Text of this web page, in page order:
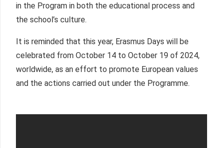
in the Program in both the educational process and
the school’s culture.
It is reminded that this year, Erasmus Days will be
celebrated from October 14 to October 19 of 2024,
worldwide, as an effort to promote European values
and the actions carried out under the Programme.